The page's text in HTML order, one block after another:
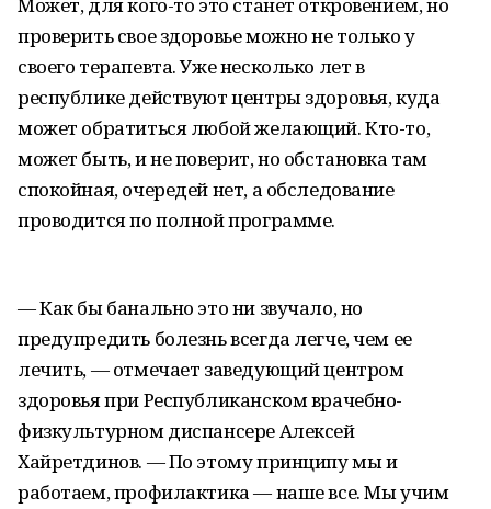
проверить свое здоровье можно не только у
своего терапевта. Уже несколько лет в
республике действуют центры здоровья, куда
может обратиться любой желающий. Кто-то,
может быть, и не поверит, но обстановка там
спокойная, очередей нет, а обследование
проводится по полной программе.
— Как бы банально это ни звучало, но
предупредить болезнь всегда легче, чем ее
лечить, — отмечает заведующий центром
здоровья при Республиканском врачебно-
физкультурном диспансере Алексей
Хайретдинов. — По этому принципу мы и
работаем, профилактика — наше все. Мы учим